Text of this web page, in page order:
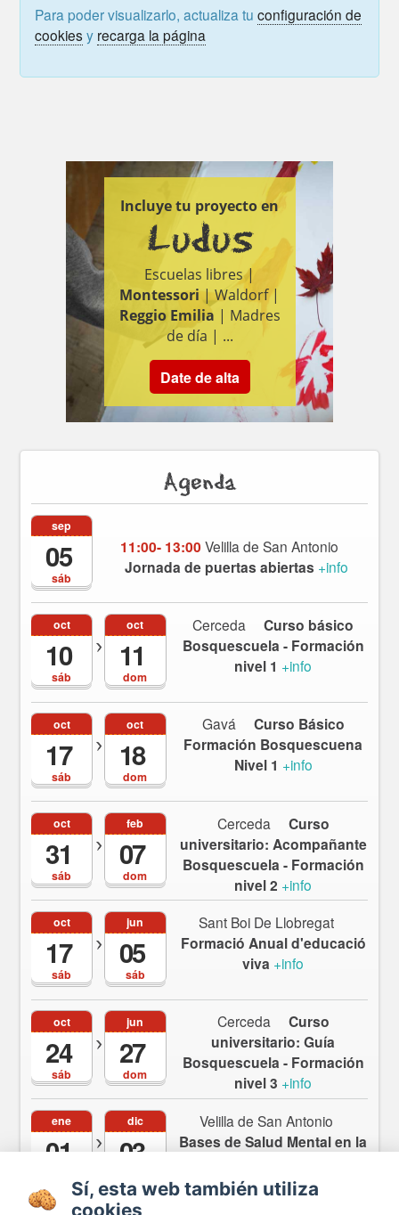
Para poder visualizarlo, actualiza tuconfiguración de
cookiesy recarga la página
Incluye tu proyecto en
Ludus
Escuelas libres |
Montessori| Waldorf |
Reggio Emilia | Madres
de día | ...
Date de alta
Agenda
sáb
sep
05 11:00- 13:00 Velilla de San Antonio
Jornada de puertas abiertas +info
sáb
oct
10
dom
oct
11
Cerceda
Curso básico
Bosquescuela - Formación
nivel 1 +info
sáb
oct
17
dom
oct
18
Gavá
Curso Básico
Formación Bosquescuena
Nivel 1 +info
sáb
oct
31
dom
feb
07
Cerceda
Curso
universitario: Acompañante
Bosquescuela - Formación
nivel 2 +info
sáb
oct
17
sáb
jun
05
Sant Boi De Llobregat
Formació Anual d'educació
viva +info
sáb
oct
24
dom
jun
27
Cerceda
Curso
universitario: Guía
Bosquescuela - Formación
nivel 3 +info
ene
01
dic
03
Velilla de San Antonio
Bases de Salud Mental en la
Sí, esta web también utiliza
cookies